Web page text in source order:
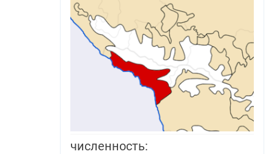
численность: